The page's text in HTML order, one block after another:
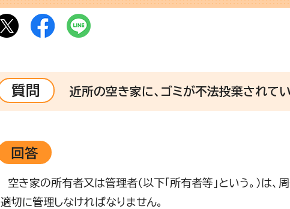
質問 近所の空き家に、ゴミが不法投棄されて
回答
空き家の所有者又は管理者（以下「所有者等」という。）は
適切に管理しなければなりません。